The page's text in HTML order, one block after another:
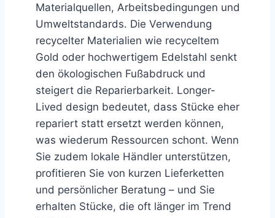
Materialquellen, Arbeitsbedingungen und
Umweltstandards. Die Verwendung
recycelter Materialien wie recyceltem
Gold oder hochwertigem Edelstahl senkt
den ökologischen Fußabdruck und
steigert die Reparierbarkeit. Longer-
Lived design bedeutet, dass Stücke eher
repariert statt ersetzt werden können,
was wiederum Ressourcen schont. Wenn
Sie zudem lokale Händler unterstützen,
profitieren Sie von kurzen Lieferketten
und persönlicher Beratung – und Sie
erhalten Stücke, die oft länger im Trend